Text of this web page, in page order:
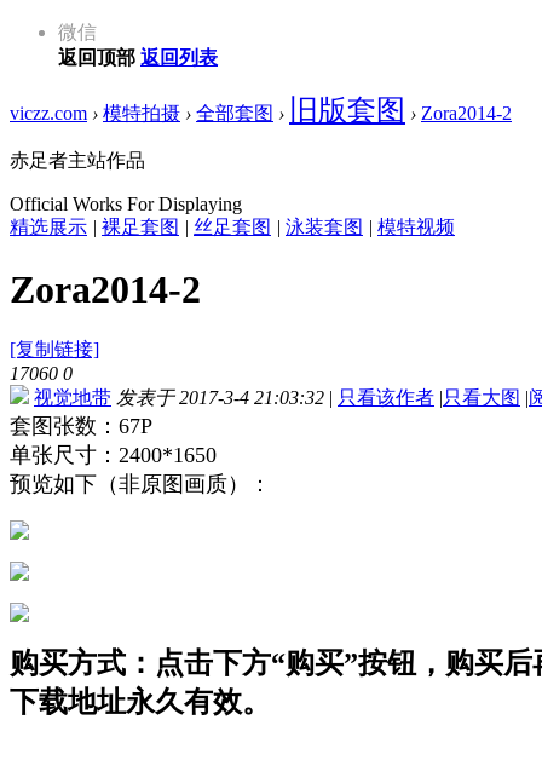
微信
返回顶部 返回列表
viczz.com › 模特拍摄 › 全部套图 › 旧版套图 › Zora2014-2
赤足者主站作品
Official Works For Displaying
精选展示 | 裸足套图 | 丝足套图 | 泳装套图 | 模特视频
Zora2014-2
[复制链接]
17060 0
视觉地带 发表于 2017-3-4 21:03:32 | 只看该作者 |只看大图 |
套图张数：67P
单张尺寸：2400*1650
预览如下（非原图画质）：
购买方式：点击下方“购买”按钮，购买
下载地址永久有效。